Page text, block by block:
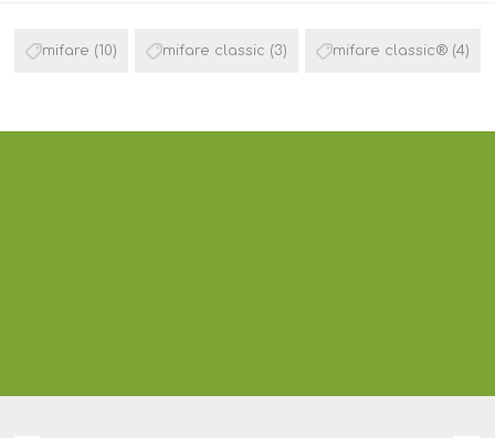
mifare (10) mifare classic (3) mifare classic® (4)